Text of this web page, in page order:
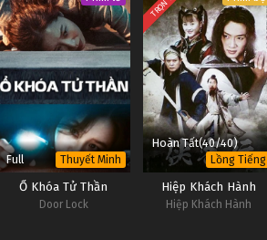
Full Thuyết Minh
Ổ Khóa Tử Thần
Door Lock
Hoàn Tất(40/40)
Lồng Tiếng
Hiệp Khách Hành
Hiệp Khách Hành